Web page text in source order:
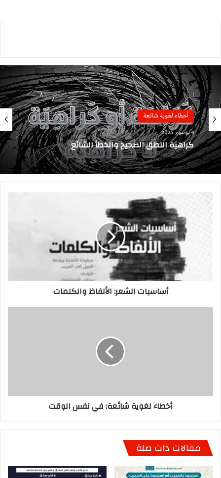
أخطاء لغوية شائعة
4 يونيو، 2025
كراهية النطق الصحيح والخطأ الشائع
أساسيات
أساسيات الشعر: الألفاظ والكلمات
أخطاء لغوية شائعة: في نفس الوقت
مقالات ذات صلة